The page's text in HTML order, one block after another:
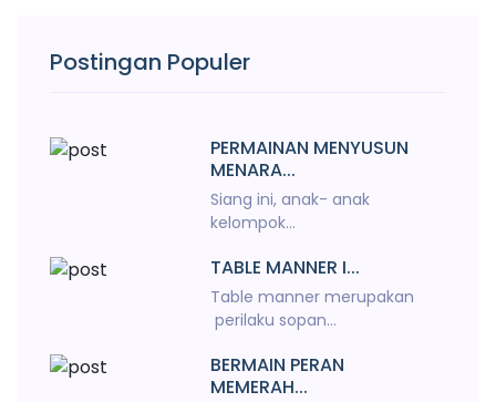
Postingan Populer
PERMAINAN MENYUSUN
MENARA...
Siang ini, anak- anak
kelompok...
TABLE MANNER I...
Table manner merupakan
perilaku sopan...
BERMAIN PERAN
MEMERAH...